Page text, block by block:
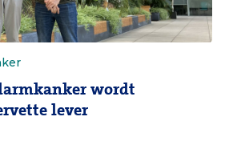
wordt
lever